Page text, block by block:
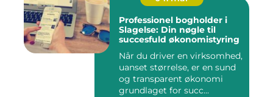
Professionel bogholder i
Slagelse: Din nøgle til
succesfuld økonomistyring
Når du driver en virksomhed,
uanset størrelse, er en sund
og transparent økonomi
grundlaget for succ...